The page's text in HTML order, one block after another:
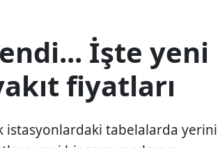
İşte yeni
fiyatları
istasyonlardaki tabelalarda yerini